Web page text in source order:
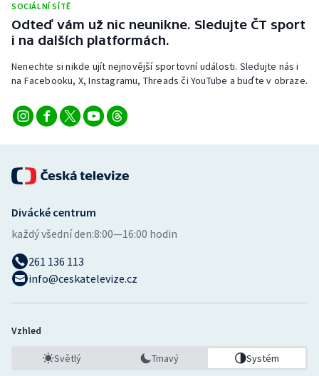
Stolní tenis
Triatlon
Veslování
Vodní slalom
Volejbal
Ostatní
SOCIÁLNÍ SÍTĚ
Odteď vám už nic neunikne. Sledujte ČT sport
i na dalších platformách.
Nenechte si nikde ujít nejnovější sportovní události. Sledujte nás i
na Facebooku, X, Instagramu, Threads či YouTube a buďte v obraze.
Divácké centrum
každý všední den:8:00—16:00 hodin
261 136 113
info@ceskatelevize.cz
Vzhled
Světlý Tmavý Systém